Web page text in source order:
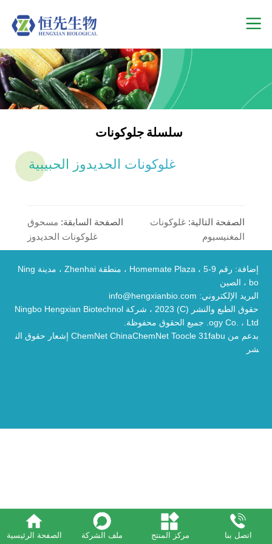
سلسلة جلوكونات
غلوكونات الحديدوز الحبيبية
الصفحة السابقة: مسحوق
غلوكونات الحديدوز
الصفحة التالية: غلوكونات
المغنيسيوم
إضافة: رقم 9-5 ، Homemate Plaza ، منطقة Zhenhai ، مدينة Ning
bo ، الصين
البريد الإلكتروني: info@hengxianbio.com
حقوق الطبع والنشر (C) 2023 ،
شركة Ningbo Hengxian Biotechnol
ogy Co. ، Ltd. جميع الحقوق محفوظة.
بدعم من
ChemNet ChinaChemNet Toocle 31fabu
إشعار حقوق الن
شر
الصفحة الرئيسية ملف الشركة مركز المنتج اتصل بنا